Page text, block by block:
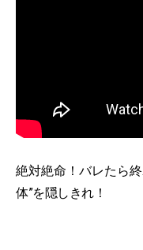
絶対絶命！バレたら
体”を隠しきれ！